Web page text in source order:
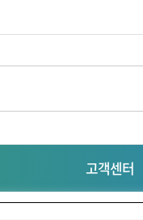
고객센터
공지사항